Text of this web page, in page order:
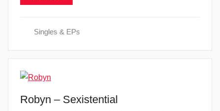
Singles & EPs
Robyn – Sexistential